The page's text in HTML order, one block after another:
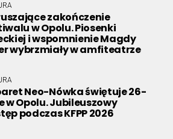
zakończenie
w Opolu. Piosenki
i wspomnienie Magdy
wybrzmiały w amfiteatrze
Neo-Nówka świętuje 26-
w Opolu. Jubileuszowy
podczas KFPP 2026